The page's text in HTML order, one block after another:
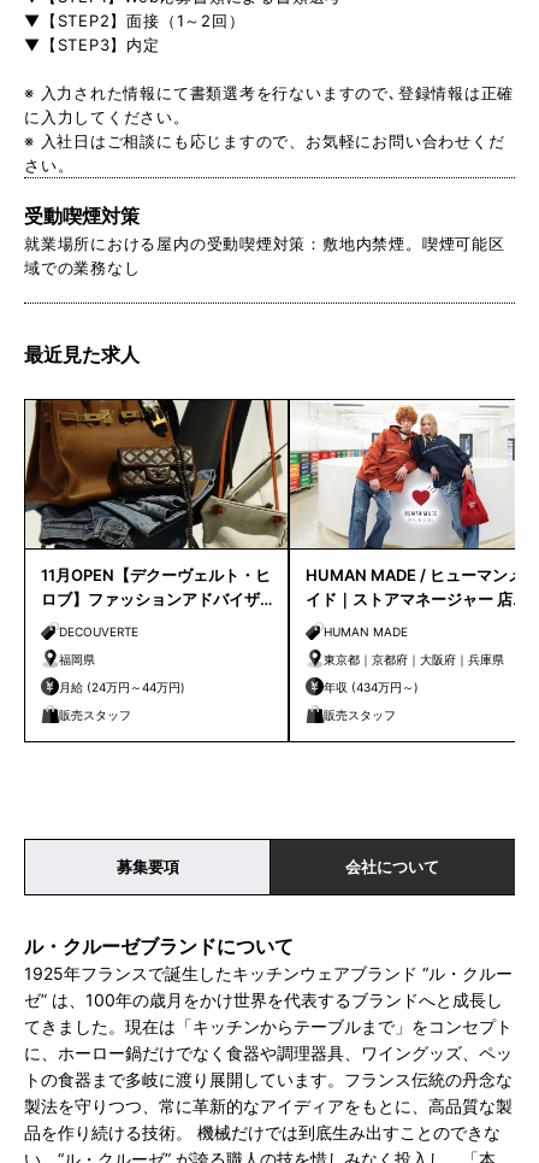
▼【STEP2】面接（1～2回）
▼【STEP3】内定
※ 入力された情報にて書類選考を行ないますので､登録情報は正確
に入力してください。
※ 入社日はご相談にも応じますので、お気軽にお問い合わせくだ
さい。
受動喫煙対策
就業場所における屋内の受動喫煙対策：敷地内禁煙。喫煙可能区
域での業務なし
最近見た求人
11月OPEN【デクーヴェルト・ヒ
ロブ】ファッションアドバイザ
ー｜天神店
DECOUVERTE
福岡県
月給 (24万円～44万円)
販売スタッフ
HUMAN MADE / ヒューマンメ
イド｜ストアマネージャー 店長
候補HUMAN MADE
東京都｜京都府｜大阪府｜兵庫県
年収 (434万円～)
販売スタッフ
募集要項 会社について
ル・クルーゼブランドについて
1925年フランスで誕生したキッチンウェアブランド “ル・クルー
ゼ” は、100年の歳月をかけ世界を代表するブランドへと成長し
てきました。現在は「キッチンからテーブルまで」をコンセプト
に、ホーロー鍋だけでなく食器や調理器具、ワイングッズ、ペッ
トの食器まで多岐に渡り展開しています。フランス伝統の丹念な
製法を守りつつ、常に革新的なアイディアをもとに、高品質な製
品を作り続ける技術。 機械だけでは到底生み出すことのできな
い、“ル・クルーゼ” が誇る職人の技を惜しみなく投入し、「本